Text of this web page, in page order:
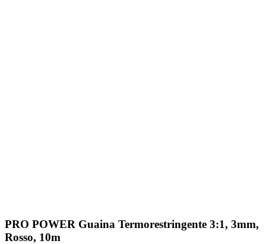
PRO POWER Guaina Termorestringente 3:1, 3mm,
Rosso, 10m